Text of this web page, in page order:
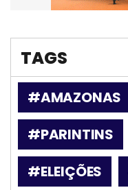
TAGS
#AMAZONAS
#PARINTINS
#ELEIÇÕES